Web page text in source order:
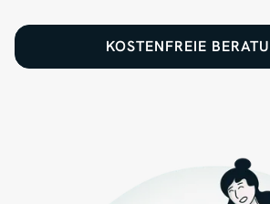
KOSTENFREIE